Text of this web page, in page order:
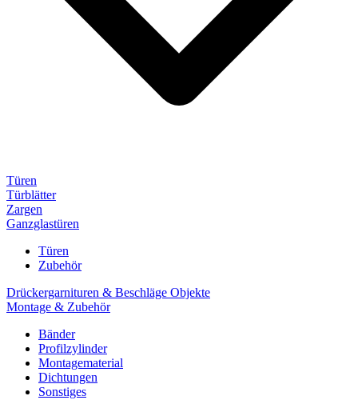
Türen
Türblätter
Zargen
Ganzglastüren
Türen
Zubehör
Drückergarnituren & Beschläge Objekte
Montage & Zubehör
Bänder
Profilzylinder
Montagematerial
Dichtungen
Sonstiges